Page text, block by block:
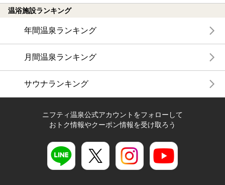
温浴施設ランキング
年間温泉ランキング
月間温泉ランキング
サウナランキング
ニフティ温泉公式アカウントをフォローして
おトク情報やクーポン情報を受け取ろう